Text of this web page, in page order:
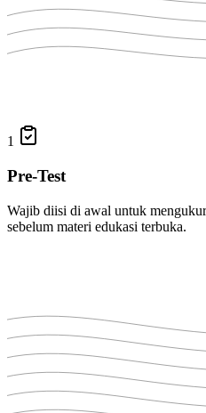
1
Pre-Test
Wajib diisi di awal untuk
sebelum materi edukasi terbuka.